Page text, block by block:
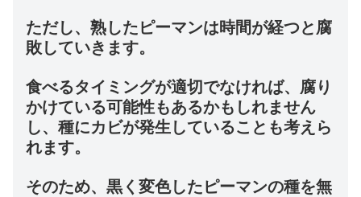
ただし、熟したピーマンは時間が経つと腐
敗していきます。
食べるタイミングが適切でなければ、腐り
かけている可能性もあるかもしれません
し、種にカビが発生していることも考えら
れます。
そのため、黒く変色したピーマンの種を無